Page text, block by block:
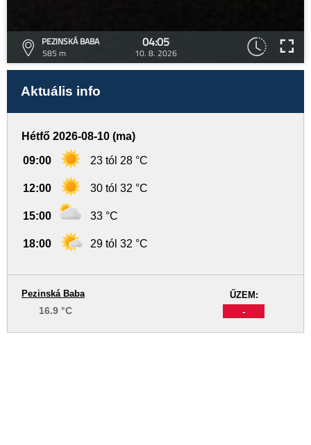
PEZINSKÁ BABA
585 m
04:05
10. 8. 2026
Aktuális info
Hétfő 2026-08-10 (ma)
09:00 23 tól 28 °C
12:00 30 tól 32 °C
15:00 33 °C
18:00 29 tól 32 °C
ŰZEM:
-
Pezinská Baba
16.9 °C